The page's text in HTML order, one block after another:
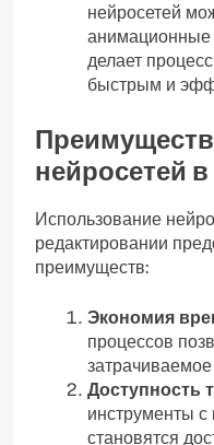
нейросетей
анимационные
делает
быстрым и
нейросетей
Использование
редактировании
преимуществ:
Экономия
процессов
Доступность
инструменты
становятся